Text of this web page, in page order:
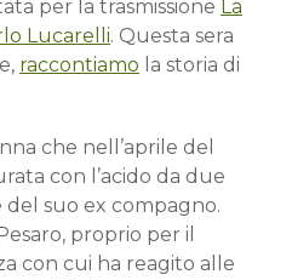
per la trasmissione La
Lucarelli. Questa sera
raccontiamo la storia di
che nell’aprile del
con l’acido da due
suo ex compagno.
proprio per il
con cui ha reagito alle